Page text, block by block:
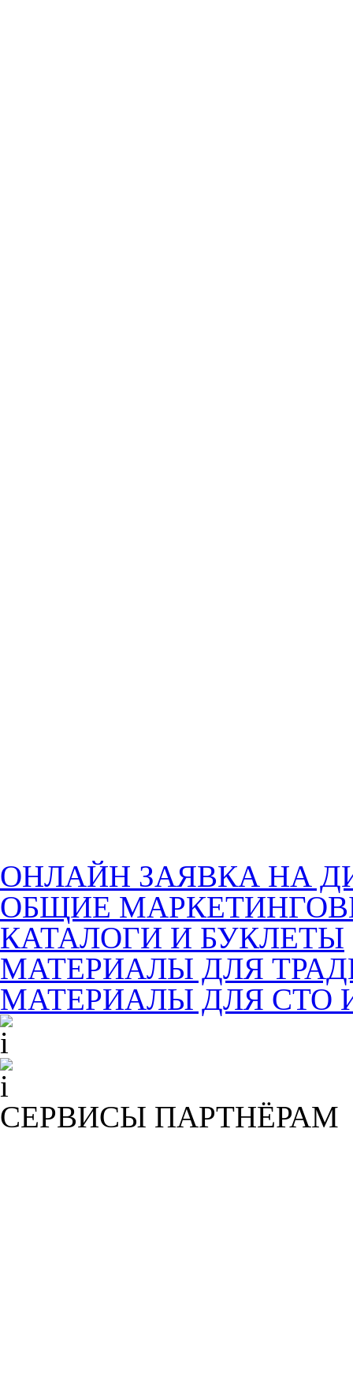
ОНЛАЙН ЗАЯВКА НА
ОБЩИЕ
КАТАЛОГИ И БУКЛЕТЫ
МАТЕРИАЛЫ ДЛЯ
МАТЕРИАЛЫ ДЛЯ СТО
СЕРВИСЫ ПАРТНЁРАМ